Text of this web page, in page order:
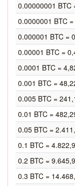
0.00000001 BTC
0.0000001 BTC
0.000001 BTC =
0.00001 BTC =
0.0001 BTC =
0.001 BTC =
0.005 BTC =
0.01 BTC =
0.05 BTC =
0.1 BTC =
0.2 BTC =
0.3 BTC =